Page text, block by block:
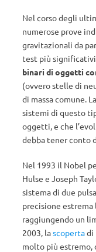
Nel corso degli
numerose prove
gravitazionali da
test più
binari di oggetti
(ovvero stelle di
di massa comune.
sistemi di questo
oggetti, e che
debba tener conto
Nel 1993 il Nobel
Hulse e Joseph
sistema di due
precisione
raggiungendo un
2003, lascopertadi
molto più estremo,